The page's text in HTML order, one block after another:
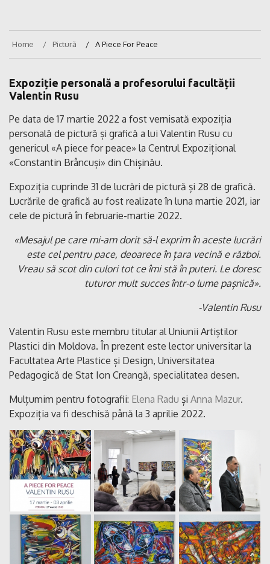
Home Pictură A Piece For Peace
Expoziție personală a profesorului facultății
Valentin Rusu
Pe data de 17 martie 2022 a fost vernisată expoziția
personală de pictură și grafică a lui Valentin Rusu cu
genericul «A piece for peace» la Centrul Expozițional
«Constantin Brâncuși» din Chișinău.
Expoziția cuprinde 31 de lucrări de pictură și 28 de grafică.
Lucrările de grafică au fost realizate în luna martie 2021, iar
cele de pictură în februarie-martie 2022.
«Mesajul pe care mi-am dorit să-l exprim în aceste lucrări
este cel pentru pace, deoarece în țara vecină e război.
Vreau să scot din culori tot ce îmi stă în puteri. Le doresc
tuturor mult succes într-o lume pașnică».
-Valentin Rusu
Valentin Rusu este membru titular al Uniunii Artiștilor
Plastici din Moldova. În prezent este lector universitar la
Facultatea Arte Plastice și Design, Universitatea
Pedagogică de Stat Ion Creangă, specialitatea desen.
Mulțumim pentru fotografii: Elena Radu și Anna Mazur.
Expoziția va fi deschisă până la 3 aprilie 2022.